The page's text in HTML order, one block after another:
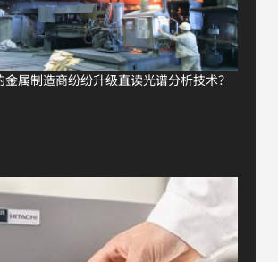
属制造商纷纷升级直读光谱分析技术？